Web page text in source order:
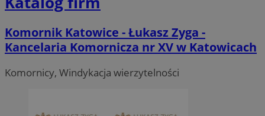
Komornik Katowice - Łukasz Zyga -
Kancelaria Komornicza nr XV w Katowicach
Komornicy, Windykacja wierzytelności